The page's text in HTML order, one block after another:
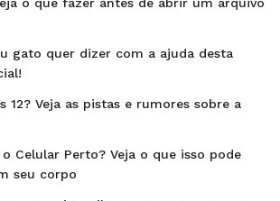
gato quer dizer com a ajuda desta
12? Veja as pistas e rumores sobre a
Celular Perto? Veja o que isso pode
seu corpo